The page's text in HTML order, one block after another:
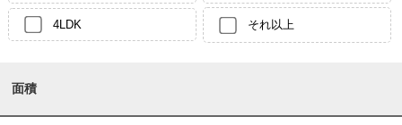
4LDK それ以上
面積